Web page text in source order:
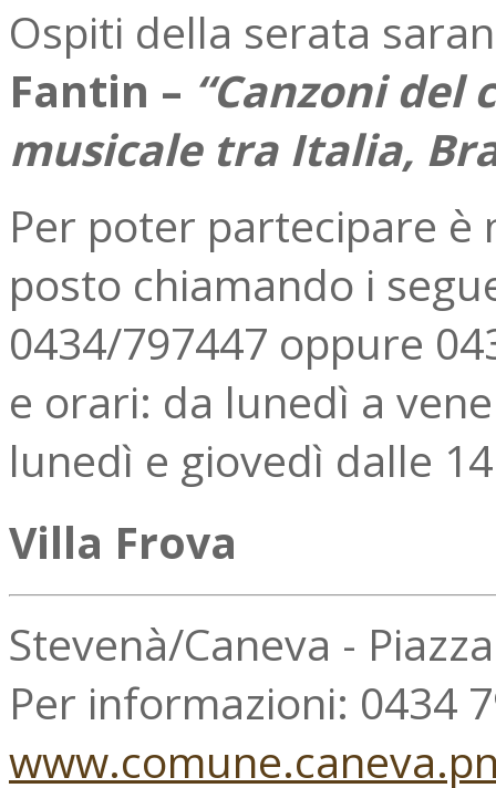
Ospiti della serata
Fantin – “Canzoni del
musicale tra Italia,
Per poter partecipare
posto chiamando i
0434/797447 oppure
e orari: da lunedì a
lunedì e giovedì dalle
Villa Frova
Stevenà/Caneva -
Per informazioni: 0434